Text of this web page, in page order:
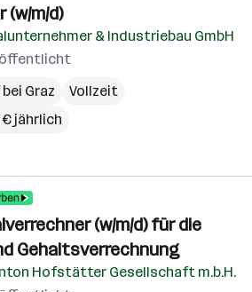
(w/m/d)
& Industriebau GmbH
Graz
Vollzeit
€ jährlich
(w/m/d) für die
Gehaltsverrechnung
Hofstätter Gesellschaft m.b.H.